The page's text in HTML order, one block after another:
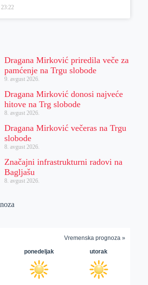
23:22
Dragana Mirković priredila veče za
pamćenje na Trgu slobode
9. avgust 2026.
Dragana Mirković donosi najveće
hitove na Trg slobode
8. avgust 2026.
Dragana Mirković večeras na Trgu
slobode
8. avgust 2026.
Značajni infrastrukturni radovi na
Bagljašu
8. avgust 2026.